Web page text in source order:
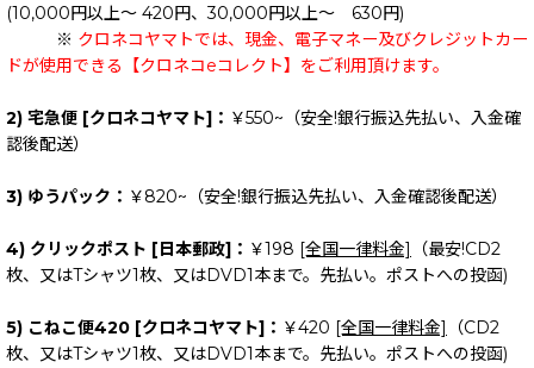
(10,000円以上～ 420円、30,000円以上～ 630円)
※ クロネコヤマトでは、現金、電子マネー及びクレジットカー
ドが使用できる【クロネコeコレクト】をご利用頂けます。
2) 宅急便 [クロネコヤマト]： ￥550~（安全!銀行振込先払い、入金確
認後配送）
3) ゆうパック： ￥820~（安全!銀行振込先払い、入金確認後配送）
4) クリックポスト [日本郵政]： ￥198 [全国一律料金]
（最安!CD2
枚、又はTシャツ1枚、又はDVD1本まで。先払い。ポストへの投函)
5) こねこ便420 [クロネコヤマト]： ￥420 [全国一律料金]
（CD2
枚、又はTシャツ1枚、又はDVD1本まで。先払い。ポストへの投函)